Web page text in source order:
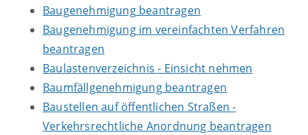
Baugenehmigung beantragen
Baugenehmigung im vereinfachten Verfahren
beantragen
Baulastenverzeichnis - Einsicht nehmen
Baumfällgenehmigung beantragen
Baustellen auf öffentlichen Straßen -
Verkehrsrechtliche Anordnung beantragen